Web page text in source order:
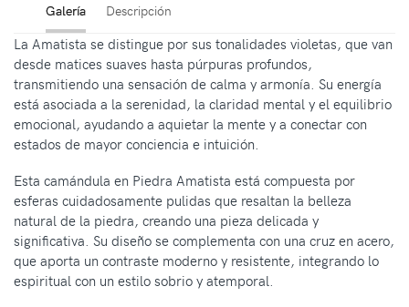
Galería Descripción
La Amatista se distingue por sus tonalidades violetas, que van
desde matices suaves hasta púrpuras profundos,
transmitiendo una sensación de calma y armonía. Su energía
está asociada a la serenidad, la claridad mental y el equilibrio
emocional, ayudando a aquietar la mente y a conectar con
estados de mayor conciencia e intuición.
Esta camándula en Piedra Amatista está compuesta por
esferas cuidadosamente pulidas que resaltan la belleza
natural de la piedra, creando una pieza delicada y
significativa. Su diseño se complementa con una cruz en acero,
que aporta un contraste moderno y resistente, integrando lo
espiritual con un estilo sobrio y atemporal.